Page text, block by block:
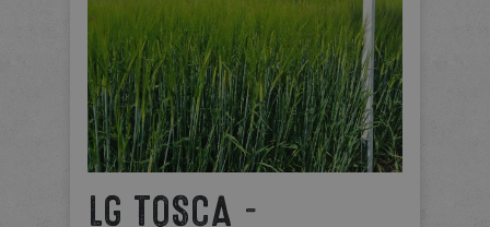
LG TOSCA -